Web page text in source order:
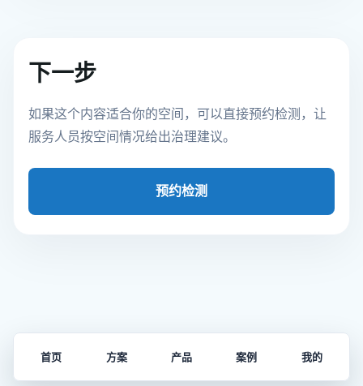
下一步
如果这个内容适合你的空间，可以直接预约检测，让
服务人员按空间情况给出治理建议。
预约检测
首页 方案 产品 案例 我的